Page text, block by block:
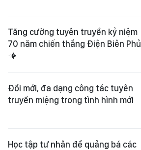
Tăng cường tuyên truyền kỷ niệm
70 năm chiến thắng Điện Biên Phủ
Đổi mới, đa dạng công tác tuyên
truyền miệng trong tình hình mới
Học tập tư nhân để quảng bá các